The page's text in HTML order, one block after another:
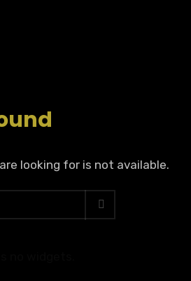
looking for is not available.